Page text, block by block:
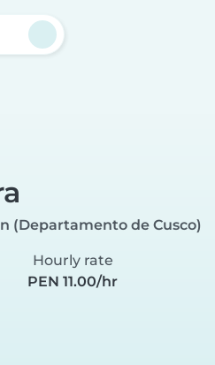
(Departamento de Cusco)
Hourly rate
PEN 11.00/hr